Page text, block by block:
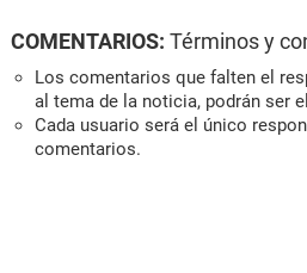
COMENTARIOS: Términos y
Los comentarios que falten el
al tema de la noticia, podrán ser
Cada usuario será el único
comentarios.